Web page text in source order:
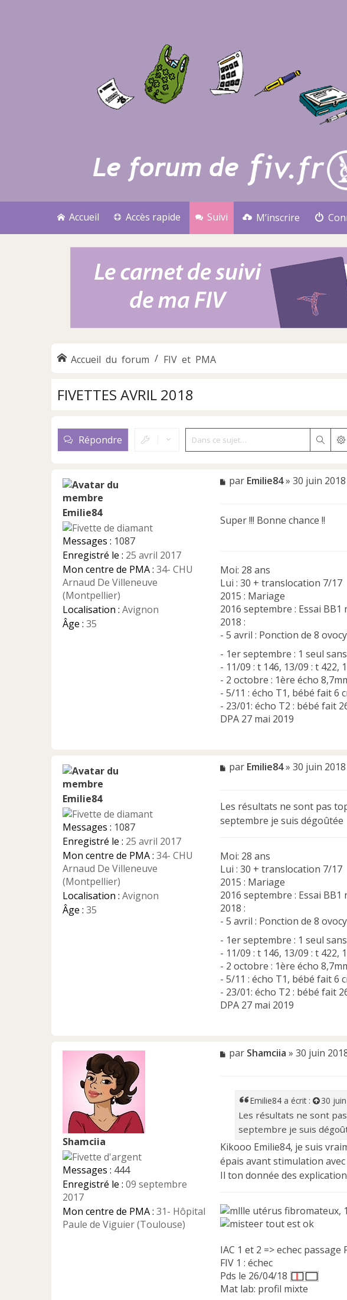
Accueil Accès rapide Suivi M’inscrire
Accueil du forum FIV et PMA
FIVETTES AVRIL 2018
Répondre
Emilie84
Messages : 1087
Enregistré le : 25 avril 2017
Mon centre de PMA : 34- CHU
Arnaud De Villeneuve
(Montpellier)
Localisation : Avignon
Âge : 35
M
a
o
n
l
u
par Emilie84» 30 juin
Super !!! Bonne chance !!
Moi: 28 ans
Lui : 30 + translocation 7/17
2015 : Mariage
2016 septembre : Essai
2018 :
- 5 avril : Ponction de 8
- 1er septembre : 1 seul
- 11/09 : t 146, 13/09 : t 422,
- 2 octobre : 1ère écho
- 5/11 : écho T1, bébé fait 6
- 23/01: écho T2 : bébé fait
DPA 27 mai 2019
Emilie84
Messages : 1087
Enregistré le : 25 avril 2017
Mon centre de PMA : 34- CHU
Arnaud De Villeneuve
(Montpellier)
Localisation : Avignon
Âge : 35
M
a
g
o
n
l
u
par Emilie84» 30 juin
Les résultats ne sont pas
septembre je suis dégoûtée
Moi: 28 ans
Lui : 30 + translocation 7/17
2015 : Mariage
2016 septembre : Essai
2018 :
- 5 avril : Ponction de 8
- 1er septembre : 1 seul
- 11/09 : t 146, 13/09 : t 422,
- 2 octobre : 1ère écho
- 5/11 : écho T1, bébé fait 6
- 23/01: écho T2 : bébé fait
DPA 27 mai 2019
Shamciia
Messages : 444
Enregistré le : 09 septembre
2017
Mon centre de PMA : 31- Hôpital
Paule de Viguier (Toulouse)
M
o
n
l
u
par Shamciia » 30 juin
Emilie84 a écrit : 30
Les résultats ne sont
septembre je suis
Kikooo Emilie84, je suis
épais avant stimulation
Il ton donnée des
utérus fibromateux,
tout est ok
IAC 1 et 2 => echec passage
FIV 1 : échec
Pds le 26/04/18
Mat lab: profil mixte